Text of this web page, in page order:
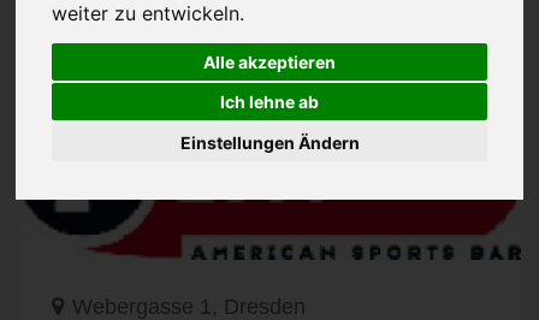
weiter zu entwickeln.
Alle akzeptieren
Ich lehne ab
Einstellungen Ändern
Play Off American Sportsbar
Webergasse 1, Dresden